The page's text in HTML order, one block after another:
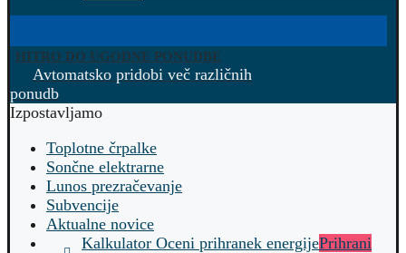
HITRO DO UGODNE PONUDBE
Avtomatsko pridobi več različnih
ponudb
Izpostavljamo
Toplotne črpalke
Sončne elektrarne
Lunos prezračevanje
Subvencije
Aktualne novice
Kalkulator Oceni prihranek energijePrihrani